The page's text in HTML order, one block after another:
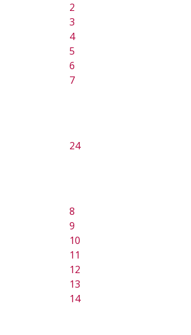
2
3
4
5
6
7
24
8
9
10
11
12
13
14